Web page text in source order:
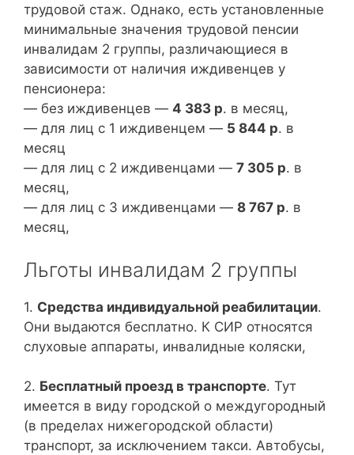
трудовой стаж. Однако, есть установленные
минимальные значения трудовой пенсии
инвалидам 2 группы, различающиеся в
зависимости от наличия иждивенцев у
пенсионера:
— без иждивенцев — 4 383 р. в месяц,
— для лиц с 1 иждивенцем — 5 844 р. в
месяц
— для лиц с 2 иждивенцами — 7 305 р. в
месяц,
— для лиц с 3 иждивенцами — 8 767 р. в
месяц,
Льготы инвалидам 2 группы
1. Средства индивидуальной реабилитации.
Они выдаются бесплатно. К СИР относятся
слуховые аппараты, инвалидные коляски,
2. Бесплатный проезд в транспорте. Тут
имеется в виду городской о междугородный
(в пределах нижегородской области)
транспорт, за исключением такси. Автобусы,